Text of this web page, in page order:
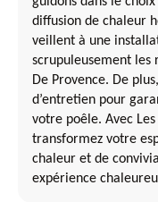
diffusion de chaleur
veillent à une
scrupuleusement les
De Provence. De
d’entretien pour
votre poêle. Avec
transformez votre
chaleur et de
expérience